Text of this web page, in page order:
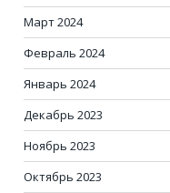
Март 2024
Февраль 2024
Январь 2024
Декабрь 2023
Ноябрь 2023
Октябрь 2023